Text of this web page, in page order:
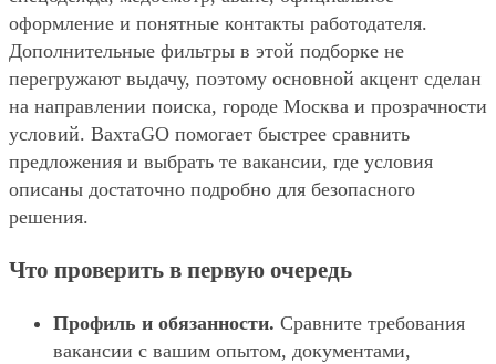
оформление и понятные контакты работодателя.
Дополнительные фильтры в этой подборке не
перегружают выдачу, поэтому основной акцент сделан
на направлении поиска, городе Москва и прозрачности
условий. ВахтаGO помогает быстрее сравнить
предложения и выбрать те вакансии, где условия
описаны достаточно подробно для безопасного
решения.
Что проверить в первую очередь
Профиль и обязанности. Сравните требования
вакансии с вашим опытом, документами,